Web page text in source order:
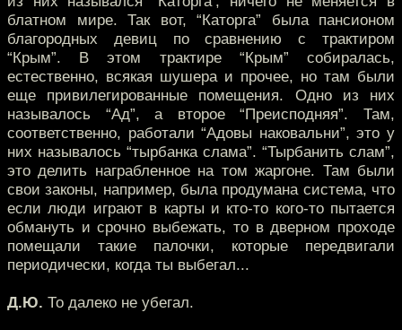
блатном мире. Так вот, “Каторга” была пансионом
благородных девиц по сравнению с трактиром
“Крым”. В этом трактире “Крым” собиралась,
естественно, всякая шушера и прочее, но там были
еще привилегированные помещения. Одно из них
называлось “Ад”, а второе “Преисподняя”. Там,
соответственно, работали “Адовы наковальни”, это у
них называлось “тырбанка слама”. “Тырбанить слам”,
это делить награбленное на том жаргоне. Там были
свои законы, например, была продумана система, что
если люди играют в карты и кто-то кого-то пытается
обмануть и срочно выбежать, то в дверном проходе
помещали такие палочки, которые передвигали
периодически, когда ты выбегал...
Д.Ю. То далеко не убегал.